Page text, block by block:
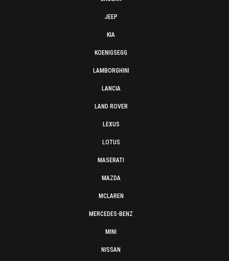
JEEP
KIA
KOENIGSEGG
LAMBORGHINI
LANCIA
LAND ROVER
LEXUS
LOTUS
MASERATI
MAZDA
MCLAREN
MERCEDES-BENZ
MINI
NISSAN